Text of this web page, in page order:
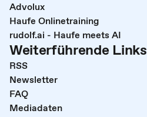
Advolux
Haufe Onlinetraining
rudolf.ai - Haufe meets AI
Weiterführende Links
RSS
Newsletter
FAQ
Mediadaten